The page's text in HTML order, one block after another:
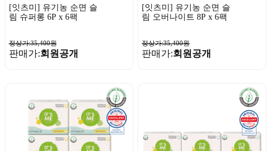
[잇츠미] 유기농 순면 슬
림 슈퍼롱 6P x 6팩
정상가:35,400원
판매가:회원공개
[잇츠미] 유기농 순면 슬
림 오버나이트 8P x 6팩
정상가:35,400원
판매가:회원공개